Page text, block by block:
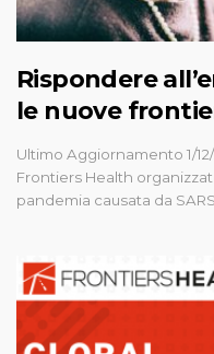
Rispondere
le nuove
Ultimo Aggiornamento 1/
Frontiers Health
pandemia causata da